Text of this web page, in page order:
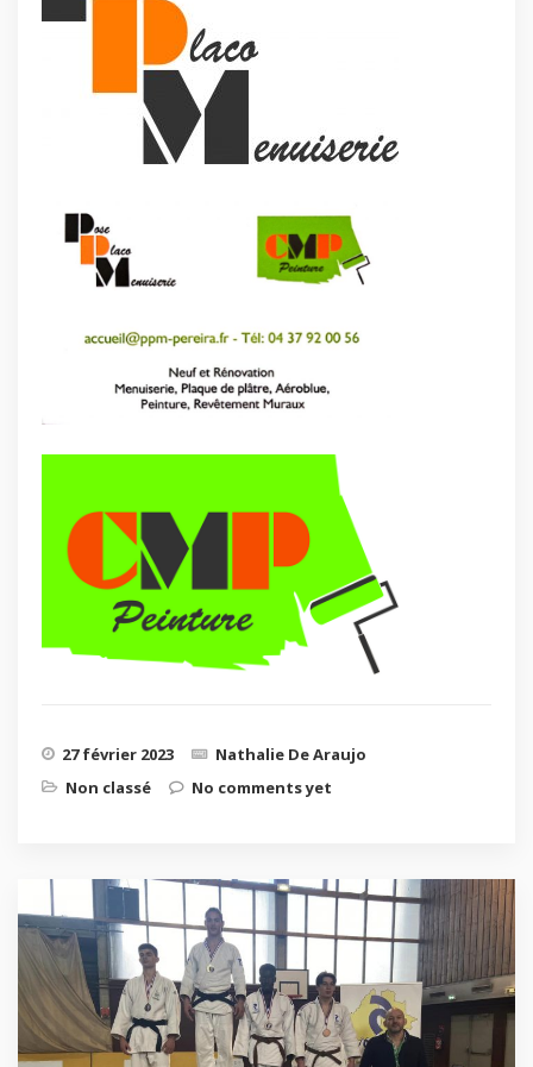
27 février 2023
Nathalie De Araujo
Non classé
No comments yet